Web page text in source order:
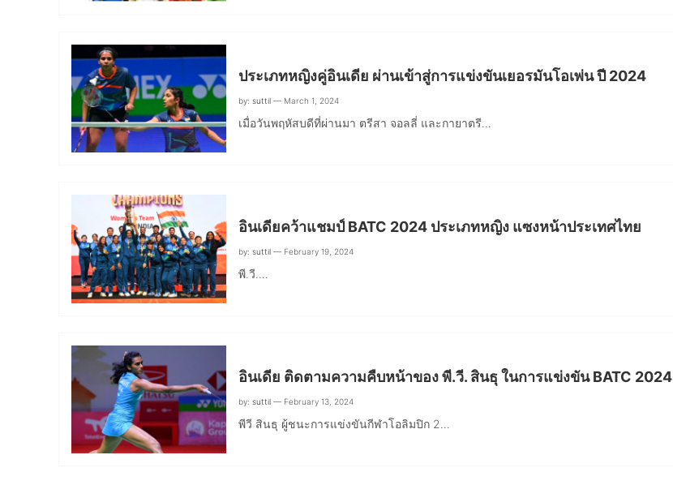
ประเภทหญิงคู่อินเดีย ผ่านเข้าสู่การแข่งขันเยอรมันโอเพ่น ปี 2024
by: suttil— March 1, 2024
เมื่อวันพฤหัสบดีที่ผ่านมา ตรีสา จอลลี่ และกายาตรี…
อินเดียคว้าแชมป์ BATC 2024 ประเภทหญิง แซงหน้าประเทศไทย
by: suttil— February 19, 2024
พี.วี.…
อินเดีย ติดตามความคืบหน้าของ พี.วี. สินธุ ในการแข่งขัน BATC 2024
by: suttil— February 13, 2024
พีวี สินธุ ผู้ชนะการแข่งขันกีฬาโอลิมปิก 2…